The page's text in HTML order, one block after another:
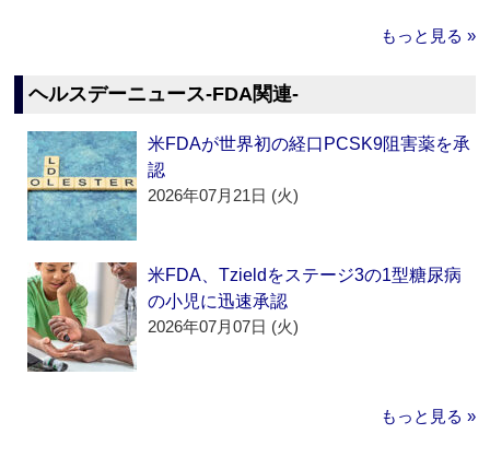
もっと見る »
ヘルスデーニュース‐FDA関連‐
米FDAが世界初の経口PCSK9阻害薬を承
認
2026年07月21日 (火)
米FDA、Tzieldをステージ3の1型糖尿病
の小児に迅速承認
2026年07月07日 (火)
もっと見る »